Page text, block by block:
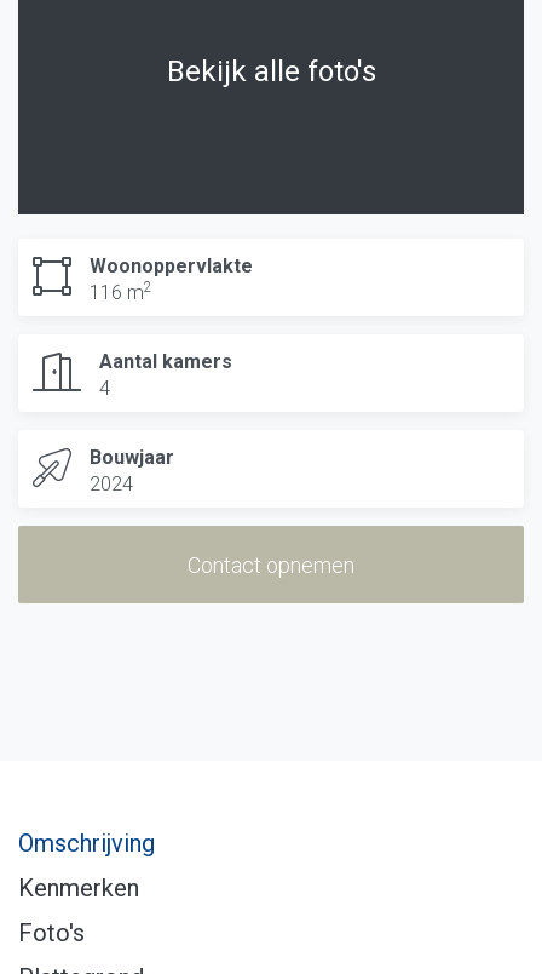
Bekijk alle foto's
Woonoppervlakte
116 m2
Aantal kamers
4
Bouwjaar
2024
Contact opnemen
Omschrijving
Kenmerken
Foto's